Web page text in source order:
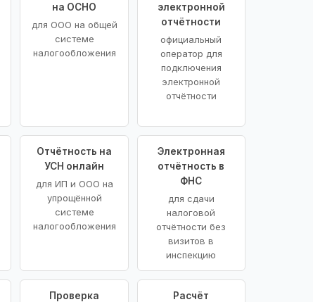
на ОСНО
для ООО на общей
системе
налогообложения
электронной
отчётности
официальный
оператор для
подключения
электронной
отчётности
Отчётность на
УСН онлайн
для ИП и ООО на
упрощённой
системе
налогообложения
Электронная
отчётность в
ФНС
для сдачи
налоговой
отчётности без
визитов в
инспекцию
Проверка
Расчёт